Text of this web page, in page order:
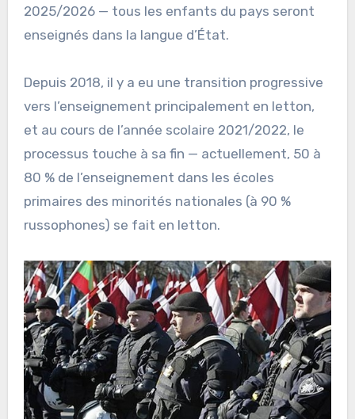
2025/2026 — tous les enfants du pays seront
enseignés dans la langue d’État.
Depuis 2018, il y a eu une transition progressive
vers l’enseignement principalement en letton,
et au cours de l’année scolaire 2021/2022, le
processus touche à sa fin — actuellement, 50 à
80 % de l’enseignement dans les écoles
primaires des minorités nationales (à 90 %
russophones) se fait en letton.